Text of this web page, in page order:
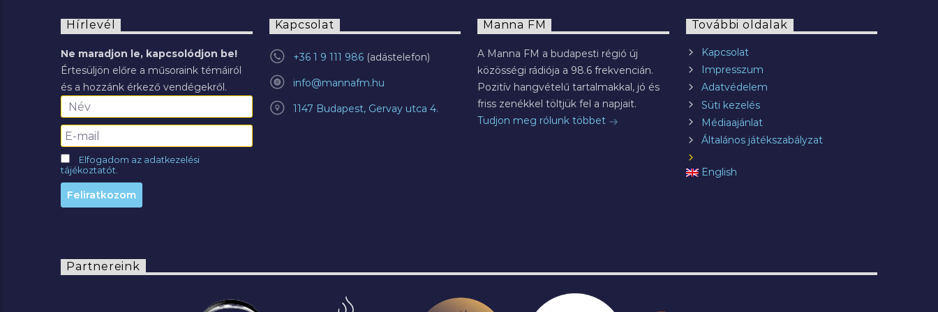
Hírlevél
Ne maradjon le, kapcsolódjon be!
Értesüljön előre a műsoraink témáiról
és a hozzánk érkező vendégekről.
Elfogadom az adatkezelési
tájékoztatót.
Kapcsolat
+36 1 9 111 986
info@mannafm.hu
1147 Budapest, Gervay utca 4.
Manna FM
A Manna FM a budapesti régió új
közösségi rádiója a 98.6 frekvencián.
Pozitív hangvételű tartalmakkal, jó és
friss zenékkel töltjük fel a napjait.
Tudjon meg rólunk többet
További oldalak
Kapcsolat
Impresszum
Adatvédelem
Süti kezelés
Médiaajánlat
Általános játékszabályzat
English
Partnereink